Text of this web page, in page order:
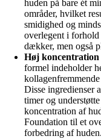
huden på bare ét
områder, hvilket
smidighed og
overlegent i
dækker, men også
Høj koncentration
formel indeholder
Disse ingredienser
timer og
koncentration af
Foundation til et
forbedring af huden.